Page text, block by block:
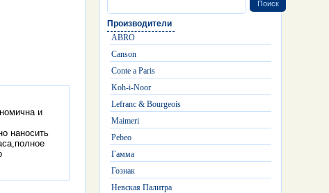
и
наносить
Производители
ABRO
Canson
Conte a Paris
Koh-i-Noor
Lefranc & Bourgeois
Maimeri
Pebeo
Гамма
Гознак
Невская Палитра